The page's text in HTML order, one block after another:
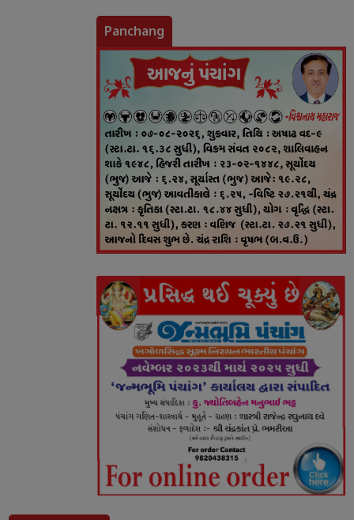
Panchang